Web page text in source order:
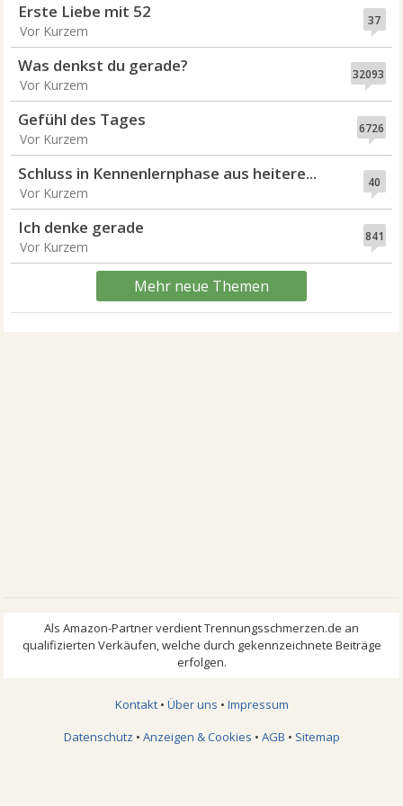
37
Erste Liebe mit 52
Vor Kurzem
32093
Was denkst du gerade?
Vor Kurzem
6726
Gefühl des Tages
Vor Kurzem
40
Schluss in Kennenlernphase aus heitere...
Vor Kurzem
841
Ich denke gerade
Vor Kurzem
Mehr neue Themen
Kontakt• Über uns • Impressum
Datenschutz • Anzeigen & Cookies • AGB • Sitemap